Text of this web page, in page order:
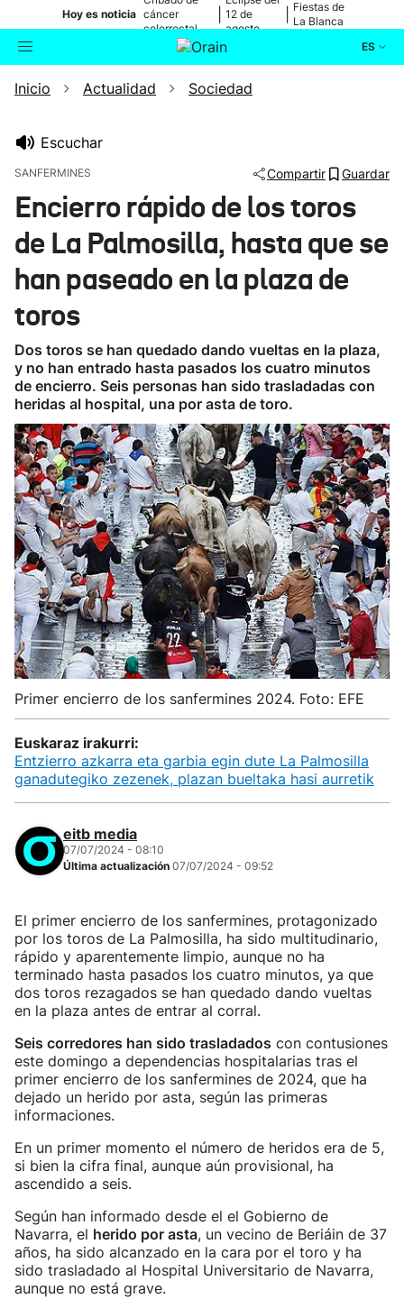
Hoy es noticia cáncer
colorrectal
12 de
agosto
Fiestas de
La Blanca
ES
Buscador Actualidad
Ikusmiran
Eguraldia
Inicio Actualidad Sociedad
Escuchar
SANFERMINES Compartir Guardar
Encierro rápido de los toros
de La Palmosilla, hasta que se
han paseado en la plaza de
toros
Dos toros se han quedado dando vueltas en la plaza,
y no han entrado hasta pasados los cuatro minutos
de encierro. Seis personas han sido trasladadas con
heridas al hospital, una por asta de toro.
Primer encierro de los sanfermines 2024. Foto: EFE
Euskaraz irakurri:
Entzierro azkarra eta garbia egin dute La Palmosilla
ganadutegiko zezenek, plazan bueltaka hasi aurretik
eitb media
07/07/2024 - 08:10
Última actualización 07/07/2024 - 09:52
El primer encierro de los sanfermines, protagonizado
por los toros de La Palmosilla, ha sido multitudinario,
rápido y aparentemente limpio, aunque no ha
terminado hasta pasados los cuatro minutos, ya que
dos toros rezagados se han quedado dando vueltas
en la plaza antes de entrar al corral.
Seis corredores han sido trasladados con contusiones
este domingo a dependencias hospitalarias tras el
primer encierro de los sanfermines de 2024, que ha
dejado un herido por asta, según las primeras
informaciones.
En un primer momento el número de heridos era de 5,
si bien la cifra final, aunque aún provisional, ha
ascendido a seis.
Según han informado desde el el Gobierno de
Navarra, el herido por asta, un vecino de Beriáin de 37
años, ha sido alcanzado en la cara por el toro y ha
sido trasladado al Hospital Universitario de Navarra,
aunque no está grave.